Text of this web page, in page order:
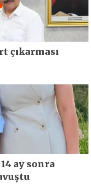
çıkarması
ay sonra